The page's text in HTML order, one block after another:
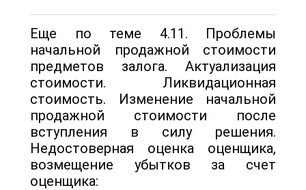
Еще по теме 4.11. Проблемы
начальной продажной стоимости
предметов залога. Актуализация
стоимости. Ликвидационная
стоимость. Изменение начальной
продажной стоимости после
вступления в силу решения.
Недостоверная оценка оценщика,
возмещение убытков за счет
оценщика: